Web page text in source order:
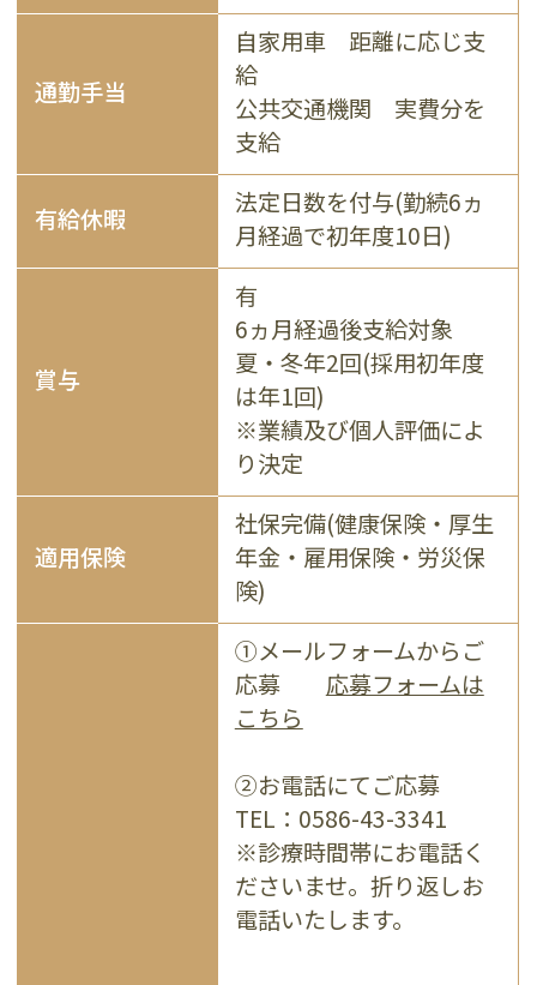
通勤手当
自家用車 距離に応じ支
給
公共交通機関 実費分を
支給
有給休暇
法定日数を付与(勤続6ヵ
月経過で初年度10日)
賞与
有
6ヵ月経過後支給対象
夏・冬年2回(採用初年度
は年1回)
※業績及び個人評価によ
り決定
適用保険
社保完備(健康保険・厚生
年金・雇用保険・労災保
険)
①メールフォームからご
応募 応募フォームは
こちら
②お電話にてご応募
TEL：0586-43-3341
※診療時間帯にお電話く
ださいませ。折り返しお
電話いたします。